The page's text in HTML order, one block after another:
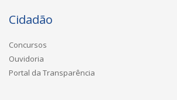
Cidadão
Concursos
Ouvidoria
Portal da Transparência